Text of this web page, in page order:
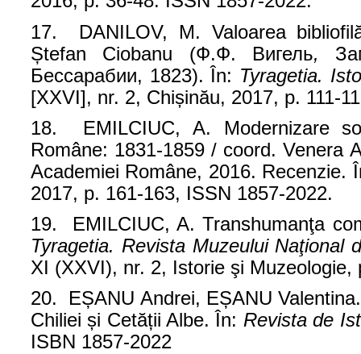
17. DANILOV, M. Valoarea
Ștefan Ciobanu
(Ф.Ф. Вигель,
Бессарабии, 1823). În: Tyragetia.
[XXVI], nr. 2, Chișinău, 2017, p. 111-
18. EMILCIUC, A. Modernizare
Române: 1831-1859 / coord. Venera
Academiei Române, 2016. Recenzie.
2017, p. 161-163, ISSN 1857-2022.
19. EMILCIUC, A. Transhumanţa
Tyragetia. Revista Muzeului Naţional
XI (XXVI), nr. 2, Istorie şi
20. EȘANU Andrei, EȘANU
Chiliei și Cetății Albe. În: Revista de
ISBN 1857-2022